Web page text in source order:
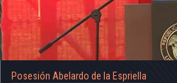
Posesión Abelardo de la Espriella